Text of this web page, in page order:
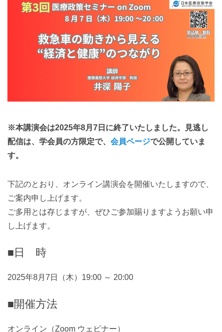
※本講演会は2025年8月7日に終了いたしました。見逃し
配信は、学会員の方限定で、 会員ページで公開していま
す。
下記のとおり、オンライン講演会を開催いたしますので、
ご案内申し上げます。
ご多用とは存じますが、ぜひご参加賜りますようお願い申
し上げます。
■日 時
2025年8月7日（木）19:00 ～ 20:00
■開催方法
オンライン（Zoom ウェビナー）